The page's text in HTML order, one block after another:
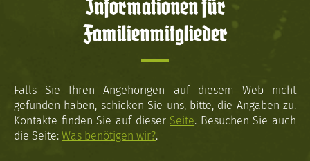
Informationen für
Familienmitglieder
Falls Sie Ihren Angehörigen auf diesem Web nicht
gefunden haben, schicken Sie uns, bitte, die Angaben zu.
Kontakte finden Sie auf dieser Seite. Besuchen Sie auch
die Seite: Was benötigen wir?.